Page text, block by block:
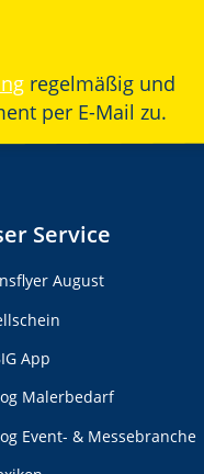
regelmäßig und
per E-Mail zu.
Service
August
App
Malerbedarf
Event- & Messebranche